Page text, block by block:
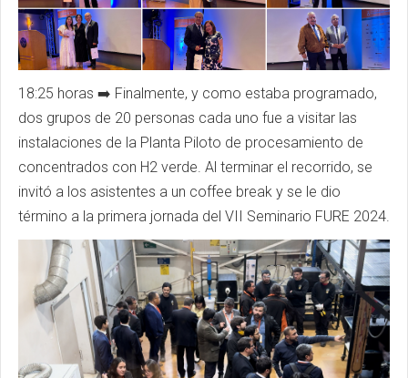
18:25 horas ➡️ Finalmente, y como estaba programado,
dos grupos de 20 personas cada uno fue a visitar las
instalaciones de la Planta Piloto de procesamiento de
concentrados con H2 verde. Al terminar el recorrido, se
invitó a los asistentes a un coffee break y se le dio
término a la primera jornada del VII Seminario FURE 2024.